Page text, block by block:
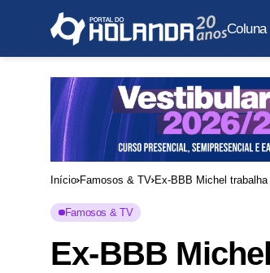
Início Famosos & TV Ex-BBB Michel
Famosos & TV
Ex-BBB